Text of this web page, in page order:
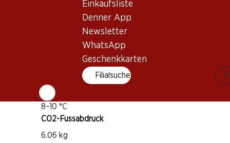
Einkaufsliste
Denner App
Newsletter
WhatsApp
Geschenkkarten
Filialsuche
Sauvignon Blanc
Trinktemperatur
8–10 °C
CO2-Fussabdruck
6.06 kg